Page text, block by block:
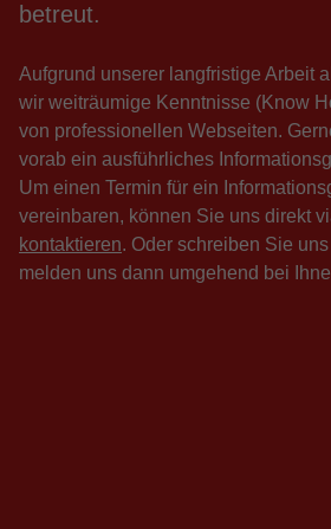
betreut.
Aufgrund unserer langfristige Arbeit
wir weiträumige Kenntnisse (Know
von professionellen Webseiten.
vorab ein ausführliches
Um einen Termin für ein
vereinbaren, können Sie uns direkt
kontaktieren. Oder schreiben Sie
melden uns dann umgehend bei